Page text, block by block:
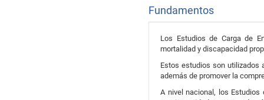
Fundamentos
Los Estudios de Carga de
mortalidad y discapacidad
Estos estudios son utilizados
además de promover la
A nivel nacional, los Estudios